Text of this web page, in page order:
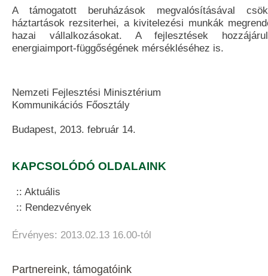
A támogatott beruházások megvalósításával
háztartások rezsiterhei, a kivitelezési munkák
hazai vállalkozásokat. A fejlesztések
energiaimport-függőségének mérsékléséhez is.
Nemzeti Fejlesztési Minisztérium
Kommunikációs Főosztály
Budapest, 2013. február 14.
KAPCSOLÓDÓ OLDALAINK
Aktuális
Rendezvények
Érvényes: 2013.02.13 16.00-tól
Partnereink, támogatóink